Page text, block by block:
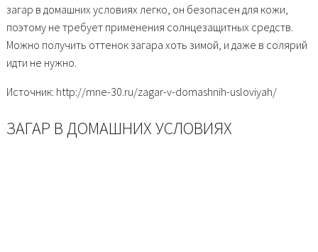
загар в домашних условиях легко, он безопасен для кожи,
поэтому не требует применения солнцезащитных средств.
Можно получить оттенок загара хоть зимой, и даже в солярий
идти не нужно.
Источник: http://mne-30.ru/zagar-v-domashnih-usloviyah/
ЗАГАР В ДОМАШНИХ УСЛОВИЯХ